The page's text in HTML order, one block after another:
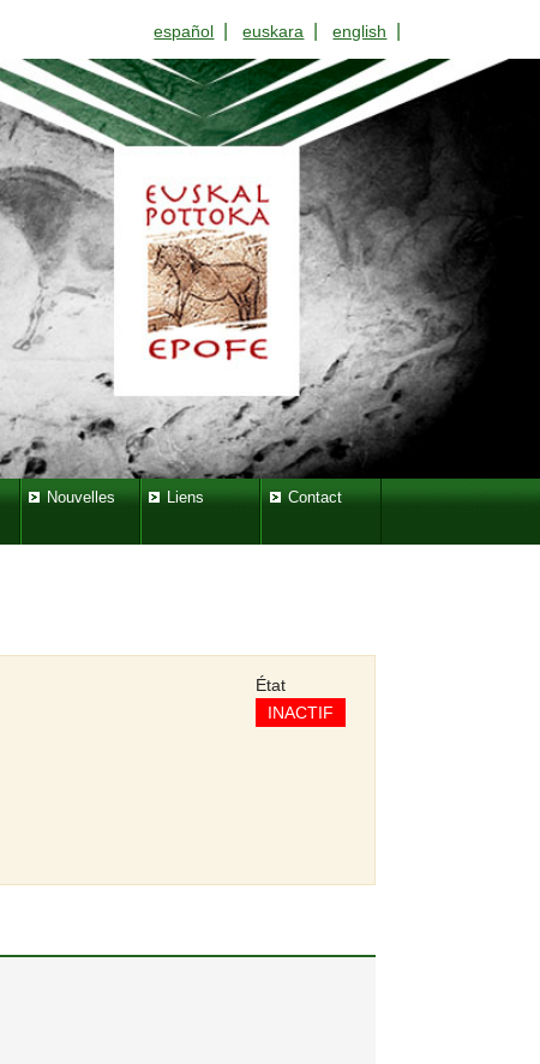
español |euskara |english
Nouvelles Liens Contact
État
INACTIF